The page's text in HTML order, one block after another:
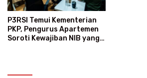
P3RSI Temui Kementerian
PKP, Pengurus Apartemen
Soroti Kewajiban NIB yang